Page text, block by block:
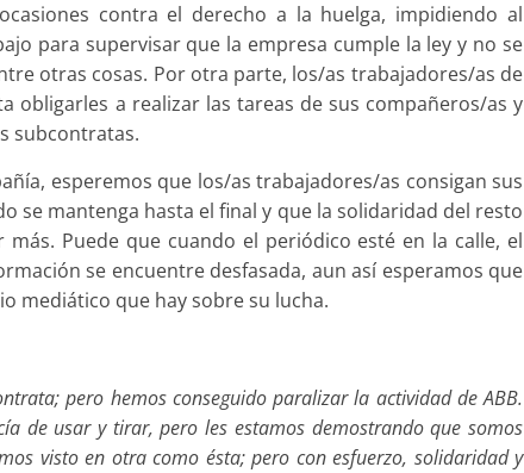
contra el derecho a la huelga, impidiendo al
para supervisar que la empresa cumple la ley y no se
otras cosas. Por otra parte, los/as trabajadores/as de
obligarles a realizar las tareas de sus compañeros/as y
subcontratas.
esperemos que los/as trabajadores/as consigan sus
se mantenga hasta el final y que la solidaridad del resto
Puede que cuando el periódico esté en la calle, el
se encuentre desfasada, aun así esperamos que
mediático que hay sobre su lucha.
pero hemos conseguido paralizar la actividad de ABB.
de usar y tirar, pero les estamos demostrando que somos
visto en otra como ésta; pero con esfuerzo, solidaridad y